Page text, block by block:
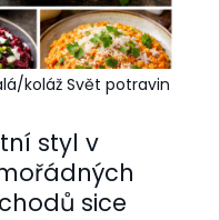
koláž Svět potravin
styl v
sice